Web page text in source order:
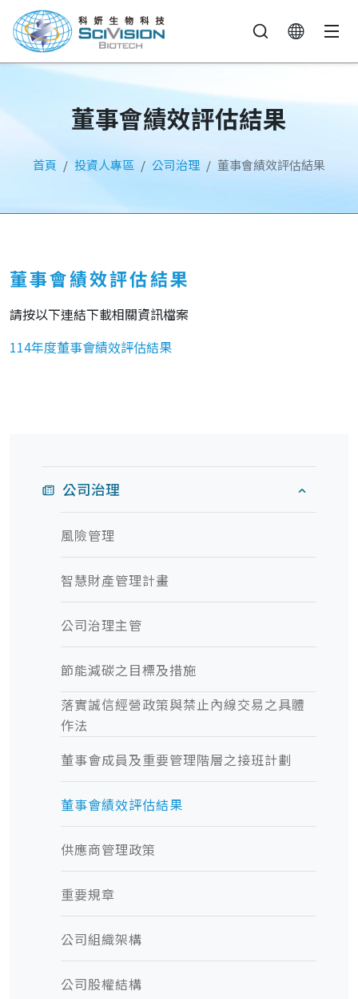
董事會績效評估結果
首頁 投資人專區 公司治理 董事會績效評估結果
公司治理
風險管理
智慧財產管理計畫
公司治理主管
節能減碳之目標及措施
落實誠信經營政策與禁止內線交易之具體
作法
董事會成員及重要管理階層之接班計劃
董事會績效評估結果
供應商管理政策
重要規章
公司組織架構
公司股權結構
董事會績效評估結果
請按以下連結下載相關資訊檔案
114年度董事會績效評估結果